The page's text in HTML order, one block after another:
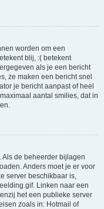
worden om een
blij, :( betekent
als je een bericht
ze maken een bericht snel
je bericht aanpast of heel
aantal smilies, dat in
de beheerder bijlagen
Anders moet je er voor
server beschikbaar is,
Linken naar een
het een publieke server
zoals in: Hotmail of